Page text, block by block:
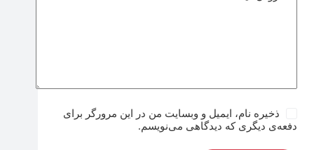
ذخیره نام، ایمیل و وبسایت من در این مرورگر برای
دفعه‌ی دیگری که دیدگاهی می‌نویسم.